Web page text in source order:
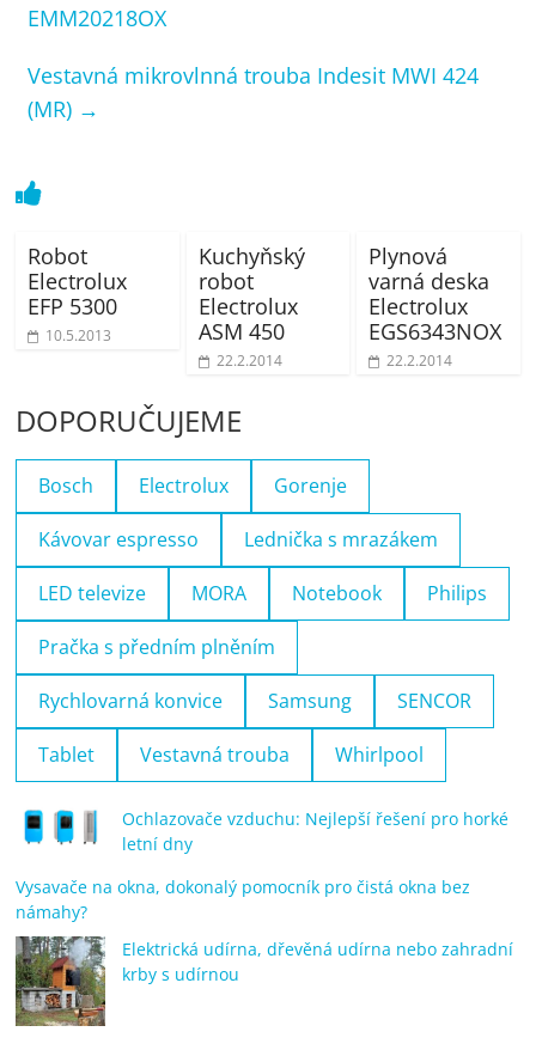
EMM20218OX
Vestavná mikrovlnná trouba Indesit MWI 424
(MR) →
Robot
Electrolux
EFP 5300
10.5.2013
Kuchyňský
robot
Electrolux
ASM 450
22.2.2014
Plynová
varná deska
Electrolux
EGS6343NOX
22.2.2014
DOPORUČUJEME
Bosch Electrolux Gorenje
Kávovar espresso Lednička s mrazákem
LED televize MORA Notebook Philips
Pračka s předním plněním
Rychlovarná konvice Samsung SENCOR
Tablet Vestavná trouba Whirlpool
Ochlazovače vzduchu: Nejlepší řešení pro horké
letní dny
Vysavače na okna, dokonalý pomocník pro čistá okna bez
námahy?
Elektrická udírna, dřevěná udírna nebo zahradní
krby s udírnou